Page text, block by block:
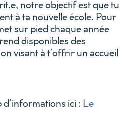
notre objectif est que tu
à ta nouvelle école. Pour
sur pied chaque année
disponibles des
visant à t’offrir un accueil
ici : Le